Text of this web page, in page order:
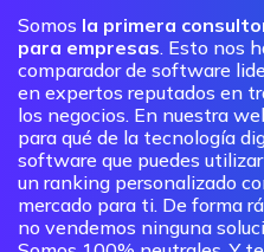
Somos la primera
para empresas. Esto nos
comparador de software
en expertos reputados en
los negocios. En nuestra
para qué de la tecnología
software que puedes
un ranking personalizado
mercado para ti. De forma
no vendemos ninguna